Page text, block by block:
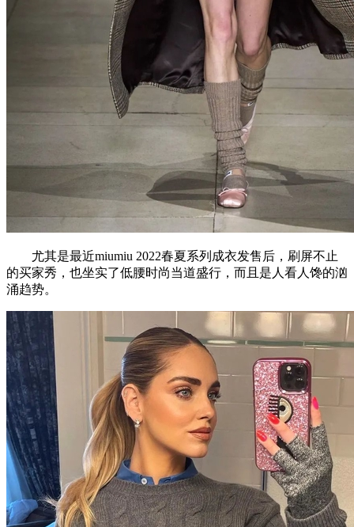
尤其是最近miumiu 2022春夏系列成衣发售后，刷屏不止
的买家秀，也坐实了低腰时尚当道盛行，而且是人看人馋的汹
涌趋势。